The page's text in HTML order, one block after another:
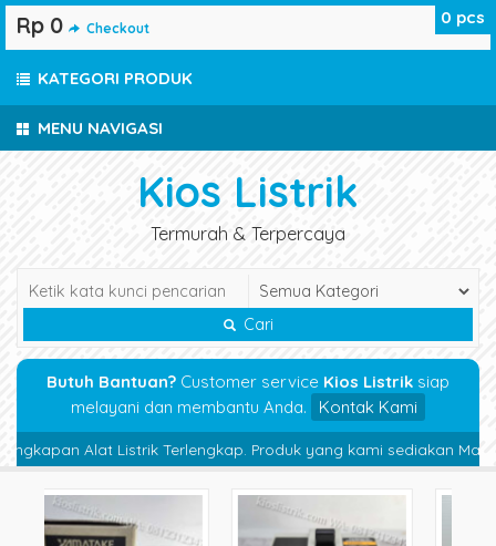
MENU NAVIGASI
Kios Listrik
Termurah & Terpercaya
Cari
Butuh Bantuan? Customer service Kios Listrik siap
melayani dan membantu Anda.
Kontak Kami
Alat Listrik Terlengkap. Produk yang kami sediakan
0 pcs
Rp 0 Checkout
KATEGORI PRODUK